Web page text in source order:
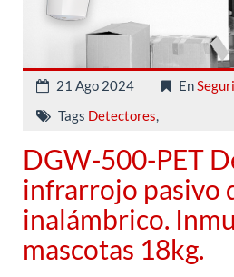
21 Ago 2024 En
Tags Detectores,
DGW-500-PET
infrarrojo pasivo
inalámbrico.
mascotas 18kg.